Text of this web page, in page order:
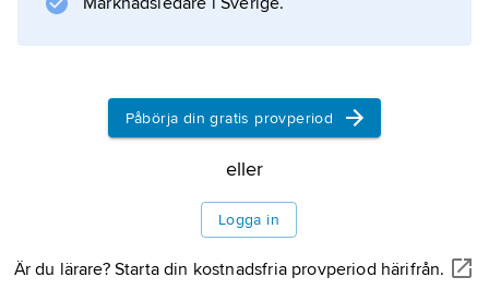
Information om artikeln
Påbörja din gratis provperiod
eller
Logga in
Är du lärare? Starta din kostnadsfria provperiod härifrån.